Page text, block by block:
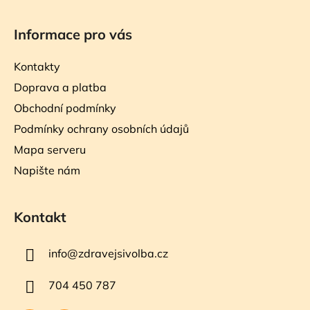
Informace pro vás
Kontakty
Doprava a platba
Obchodní podmínky
Podmínky ochrany osobních údajů
Mapa serveru
Napište nám
Kontakt
info@zdravejsivolba.cz
704 450 787